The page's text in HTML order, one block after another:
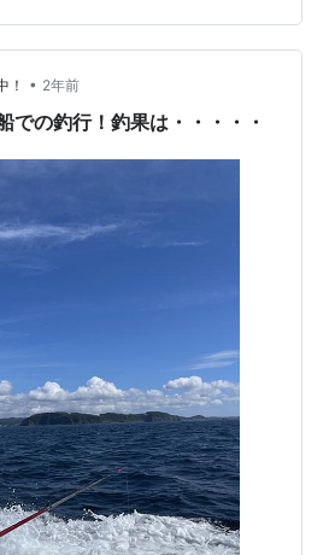
も絶品でした！ マトウダイは群れ
ないために水揚げ量もそれほどで
の地域で食される魚で、フラン
扱われるとの事。 初めてのマト
！ • 2年前
での釣行！釣果は・・・・・